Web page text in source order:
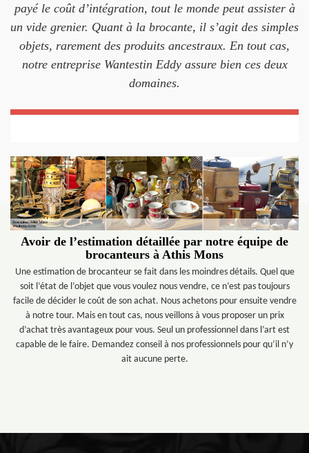
payé le coût d’intégration, tout le monde peut assister à
un vide grenier. Quant à la brocante, il s’agit des simples
objets, rarement des produits ancestraux. En tout cas,
notre entreprise Wantestin Eddy assure bien ces deux
domaines.
Avoir de l’estimation détaillée par notre équipe de
brocanteurs à Athis Mons
Une estimation de brocanteur se fait dans les moindres détails. Quel que
soit l’état de l’objet que vous voulez nous vendre, ce n’est pas toujours
facile de décider le coût de son achat. Nous achetons pour ensuite vendre
à notre tour. Mais en tout cas, nous veillons à vous proposer un prix
d’achat très avantageux pour vous. Seul un professionnel dans l’art est
capable de le faire. Demandez conseil à nos professionnels pour qu’il n’y
ait aucune perte.